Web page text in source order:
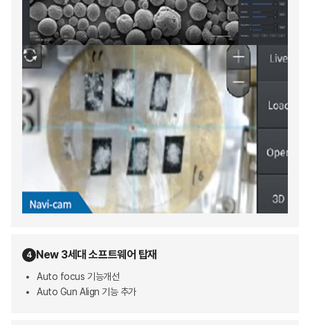
4 New 3세대 소프트웨어 탑재
Auto focus 기능개선
Auto Gun Align 기능 추가